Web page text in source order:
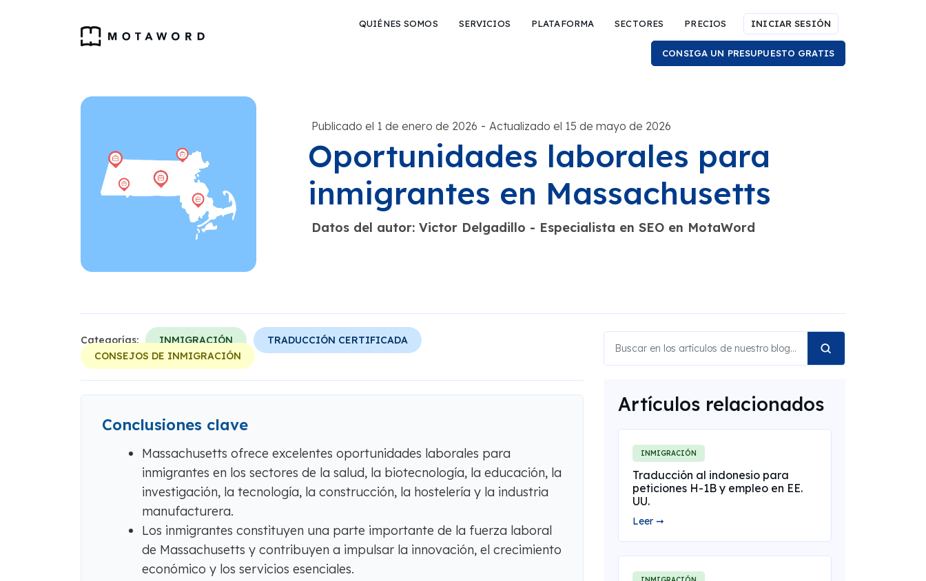
QUIÉNES SOMOS SERVICIOS PLATAFORMA SECTORES PRECIOS INICIAR SESIÓN
CONSIGA UN PRESUPUESTO GRATIS
Publicado el 1 de enero de 2026 - Actualizado el 15 de mayo de 2026
Oportunidades laborales para
inmigrantes en Massachusetts
Datos del autor: Victor Delgadillo - Especialista en SEO en MotaWord
Categorías: INMIGRACIÓN
TRADUCCIÓN CERTIFICADA
CONSEJOS DE INMIGRACIÓN
Conclusiones clave
Massachusetts ofrece excelentes oportunidades laborales para
inmigrantes en los sectores de la salud, la biotecnología, la educación, la
investigación, la tecnología, la construcción, la hostelería y la industria
manufacturera.
Los inmigrantes constituyen una parte importante de la fuerza laboral
de Massachusetts y contribuyen a impulsar la innovación, el crecimiento
económico y los servicios esenciales.
Artículos relacionados
INMIGRACIÓN
Traducción al indonesio para
peticiones H-1B y empleo en EE.
UU.
Leer ➞